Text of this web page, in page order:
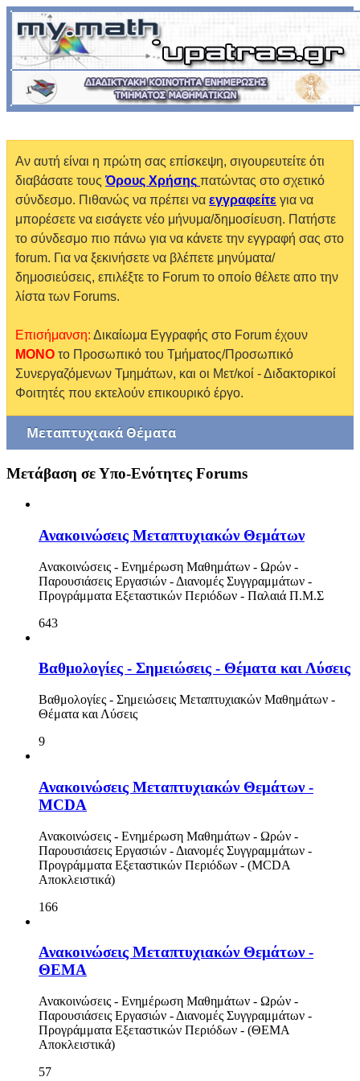
Αν αυτή είναι η πρώτη σας επίσκεψη, σιγουρευτείτε ότι
διαβάσατε τουςΌρους Χρήσης πατώντας στο σχετικό
σύνδεσμο. Πιθανώς να πρέπει να εγγραφείτε για να
μπορέσετε να εισάγετε νέο μήνυμα/δημοσίευση. Πατήστε
το σύνδεσμο πιο πάνω για να κάνετε την εγγραφή σας στο
forum. Για να ξεκινήσετε να βλέπετε μηνύματα/
δημοσιεύσεις, επιλέξτε το Forum το οποίο θέλετε απο την
λίστα των Forums.
Επισήμανση: Δικαίωμα Εγγραφής στο Forum έχουν
MONO το Προσωπικό του Τμήματος/Προσωπικό
Συνεργαζόμενων Τμημάτων, και οι Μετ/κοί - Διδακτορικοί
Φοιτητές που εκτελούν επικουρικό έργο.
Μεταπτυχιακά Θέματα
Μετάβαση σε Υπο-Ενότητες Forums
Ανακοινώσεις - Ενημέρωση Μαθημάτων - Ωρών -
Παρουσιάσεις Εργασιών - Διανομές Συγγραμμάτων -
Βαθμολογίες - Σημειώσεις - Θέματα και Λύσεις
Βαθμολογίες - Σημειώσεις Μεταπτυχιακών Μαθημάτων -
9
Ανακοινώσεις Μεταπτυχιακών Θεμάτων -
MCDA
Παρουσιάσεις Εργασιών - Διανομές Συγγραμμάτων -
166
Ανακοινώσεις Μεταπτυχιακών Θεμάτων -
ΘΕΜΑ
Ανακοινώσεις - Ενημέρωση Μαθημάτων - Ωρών -